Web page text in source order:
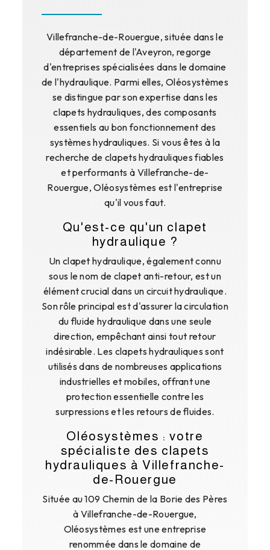
Villefranche-de-Rouergue, située dans le
département de l'Aveyron, regorge
d'entreprises spécialisées dans le domaine
de l'hydraulique. Parmi elles, Oléosystèmes
se distingue par son expertise dans les
clapets hydrauliques, des composants
essentiels au bon fonctionnement des
systèmes hydrauliques. Si vous êtes à la
recherche de clapets hydrauliques fiables
et performants à Villefranche-de-
Rouergue, Oléosystèmes est l'entreprise
qu'il vous faut.
Qu'est-ce qu'un clapet
hydraulique ?
Un clapet hydraulique, également connu
sous le nom de clapet anti-retour, est un
élément crucial dans un circuit hydraulique.
Son rôle principal est d'assurer la circulation
du fluide hydraulique dans une seule
direction, empêchant ainsi tout retour
indésirable. Les clapets hydrauliques sont
utilisés dans de nombreuses applications
industrielles et mobiles, offrant une
protection essentielle contre les
surpressions et les retours de fluides.
Oléosystèmes : votre
spécialiste des clapets
hydrauliques à Villefranche-
de-Rouergue
Située au 109 Chemin de la Borie des Pères
à Villefranche-de-Rouergue,
Oléosystèmes est une entreprise
renommée dans le domaine de